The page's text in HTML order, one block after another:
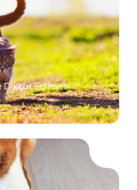
Edilmesi